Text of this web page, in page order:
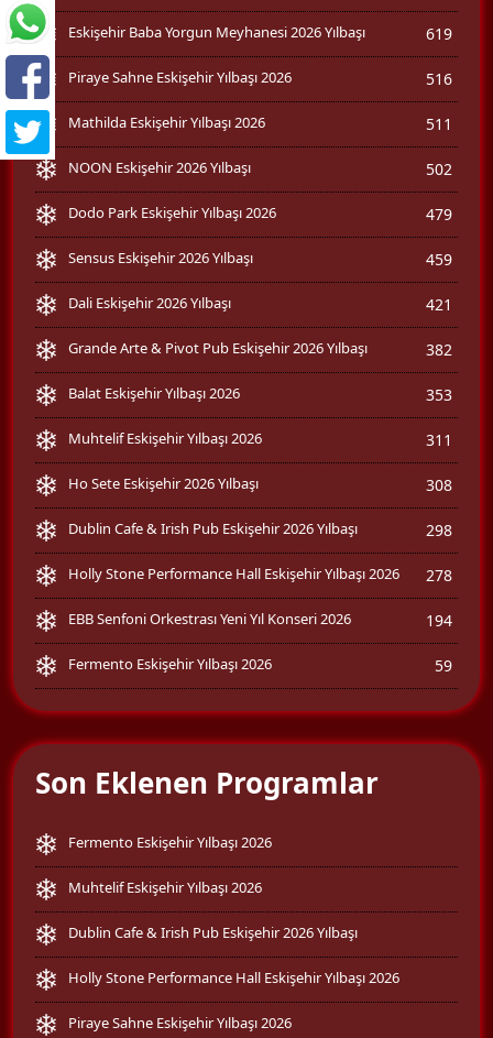
Eskişehir Baba Yorgun Meyhanesi 2026 Yılbaşı 619
Piraye Sahne Eskişehir Yılbaşı 2026 516
Mathilda Eskişehir Yılbaşı 2026 511
NOON Eskişehir 2026 Yılbaşı 502
Dodo Park Eskişehir Yılbaşı 2026 479
Sensus Eskişehir 2026 Yılbaşı 459
Dali Eskişehir 2026 Yılbaşı 421
Grande Arte & Pivot Pub Eskişehir 2026 Yılbaşı 382
Balat Eskişehir Yılbaşı 2026 353
Muhtelif Eskişehir Yılbaşı 2026 311
Ho Sete Eskişehir 2026 Yılbaşı 308
Dublin Cafe & Irish Pub Eskişehir 2026 Yılbaşı 298
Holly Stone Performance Hall Eskişehir Yılbaşı 2026 278
EBB Senfoni Orkestrası Yeni Yıl Konseri 2026 194
Fermento Eskişehir Yılbaşı 2026 59
Son Eklenen Programlar
Fermento Eskişehir Yılbaşı 2026
Muhtelif Eskişehir Yılbaşı 2026
Dublin Cafe & Irish Pub Eskişehir 2026 Yılbaşı
Holly Stone Performance Hall Eskişehir Yılbaşı 2026
Piraye Sahne Eskişehir Yılbaşı 2026